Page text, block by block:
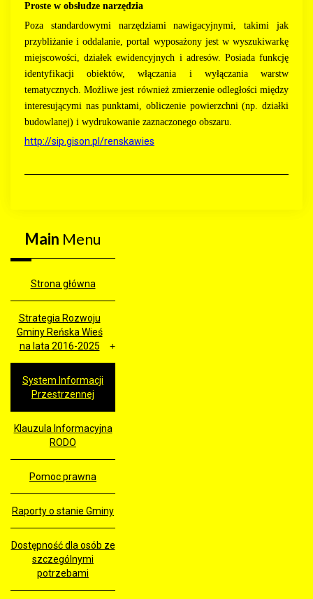
Proste w obsłudze narzędzia
Poza standardowymi narzędziami nawigacyjnymi, takimi jak
przybliżanie i oddalanie, portal wyposażony jest w wyszukiwarkę
miejscowości, działek ewidencyjnych i adresów. Posiada funkcję
identyfikacji obiektów, włączania i wyłączania warstw
tematycznych. Możliwe jest również zmierzenie odległości między
interesującymi nas punktami, obliczenie powierzchni (np. działki
budowlanej) i wydrukowanie zaznaczonego obszaru.
http://sip.gison.pl/renskawies
Main Menu
Strona główna
Strategia Rozwoju
Gminy Reńska Wieś
na lata 2016-2025
System Informacji
Przestrzennej
Klauzula Informacyjna
RODO
Pomoc prawna
Raporty o stanie Gminy
Dostępność dla osób ze
szczególnymi
potrzebami